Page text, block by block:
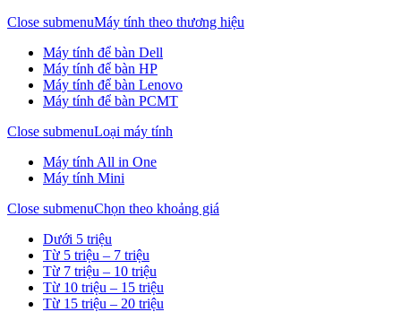
Close submenuMáy tính theo thương hiệu
Máy tính để bàn Dell
Máy tính để bàn HP
Máy tính để bàn Lenovo
Máy tính để bàn PCMT
Close submenuLoại máy tính
Máy tính All in One
Máy tính Mini
Close submenuChọn theo khoảng giá
Dưới 5 triệu
Từ 5 triệu – 7 triệu
Từ 7 triệu – 10 triệu
Từ 10 triệu – 15 triệu
Từ 15 triệu – 20 triệu